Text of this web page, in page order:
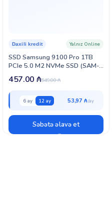
SSD Samsung 9100 Pro 1TB
PCIe 5.0 M2 NVMe SSD (SAM-
9100P-1T-M2N-G5)
Daxili kredit Yalnız Online
549.00₼
457.00 ₼
6 ay 12 ay 53,97 ₼
Səbətə əlavə et